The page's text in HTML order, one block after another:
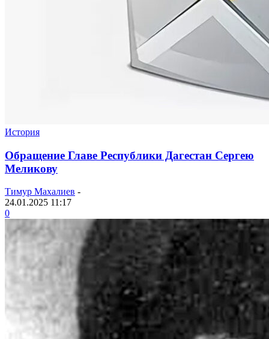
История
Обращение Главе Республики Дагестан Сергею
Меликову
Тимур Махалиев -
24.01.2025 11:17
0